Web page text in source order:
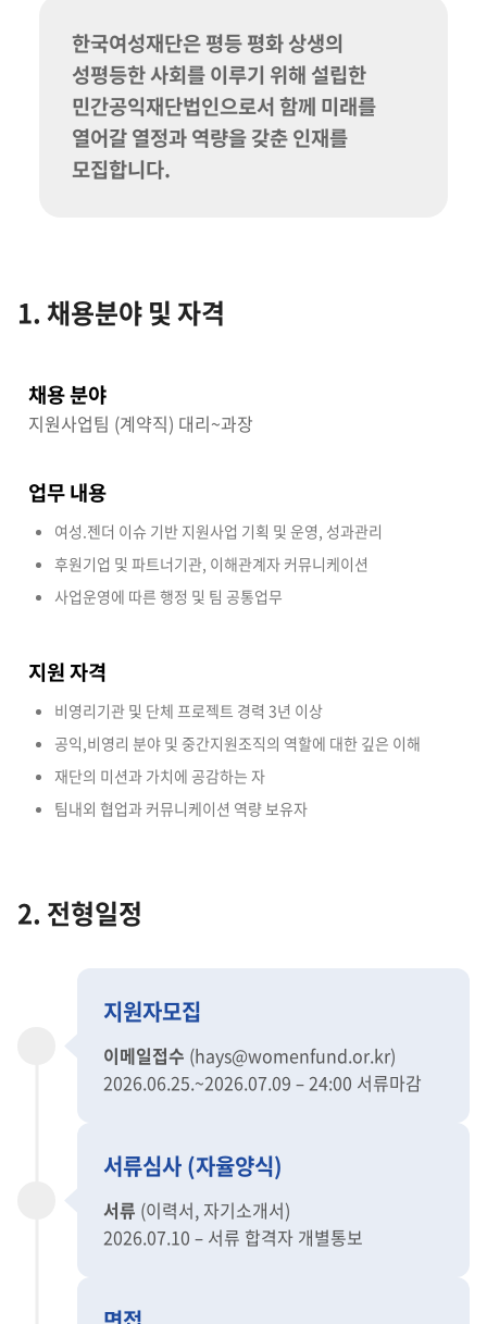
한국여성재단은 평등 평화 상생의
성평등한 사회를 이루기 위해 설립한
민간공익재단법인으로서 함께 미래를
열어갈 열정과 역량을 갖춘 인재를
모집합니다.
1. 채용분야 및 자격
채용 분야
지원사업팀 (계약직) 대리~과장
업무 내용
여성.젠더 이슈 기반 지원사업 기획 및 운영, 성과관리
후원기업 및 파트너기관, 이해관계자 커뮤니케이션
사업운영에 따른 행정 및 팀 공통업무
지원 자격
비영리기관 및 단체 프로젝트 경력 3년 이상
공익,비영리 분야 및 중간지원조직의 역할에 대한 깊은 이해
재단의 미션과 가치에 공감하는 자
팀내외 협업과 커뮤니케이션 역량 보유자
2. 전형일정
지원자모집
이메일접수 (hays@womenfund.or.kr)
2026.06.25.~2026.07.09 – 24:00 서류마감
서류심사 (자율양식)
서류 (이력서, 자기소개서)
2026.07.10 – 서류 합격자 개별통보